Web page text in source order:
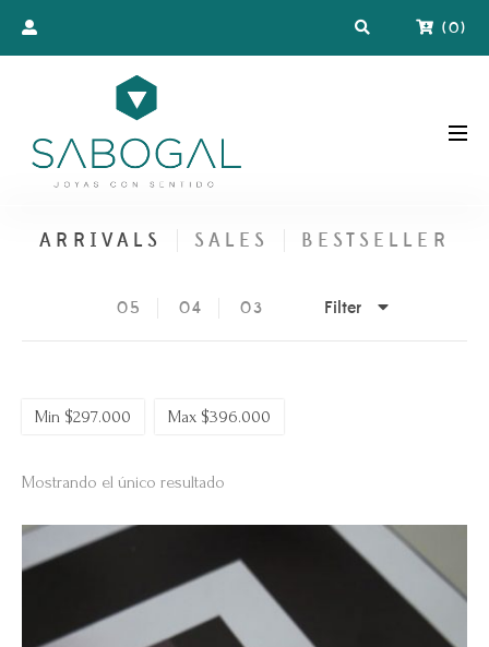
(0)
ARRIVALS SALES BESTSELLER
05 04 03 Filter
Min $297.000 Max $396.000
Mostrando el único resultado